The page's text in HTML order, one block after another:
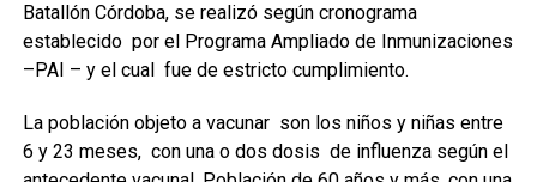
Batallón Córdoba, se realizó según cronograma
establecido por el Programa Ampliado de Inmunizaciones
–PAI – y el cual fue de estricto cumplimiento.
La población objeto a vacunar son los niños y niñas entre
6 y 23 meses, con una o dos dosis de influenza según el